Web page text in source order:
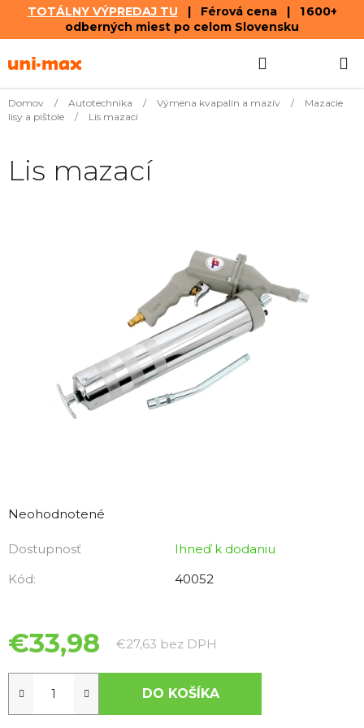
TOTÁLNY VÝPREDAJ TU | Férová cena | 1 600+
odberných miest po celom Slovensku
na
KOŠÍK
Domov / Autotechnika / Výmena kvapalín a mazív /
Mazacie
lisy a pištole
/ Lis mazací
hodnotenie
je
0,0
hviezdičiek.
Neohodnotené
Dostupnosť
Ihneď k dodaniu
Kód:
40052
€33,98 €27,63 bez DPH
DO KOŠÍKA
Lis mazací